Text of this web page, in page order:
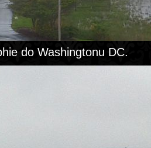
do Washingtonu DC.